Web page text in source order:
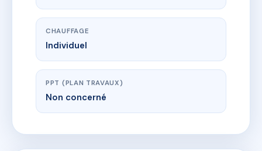
CHAUFFAGE
Individuel
PPT (PLAN TRAVAUX)
Non concerné